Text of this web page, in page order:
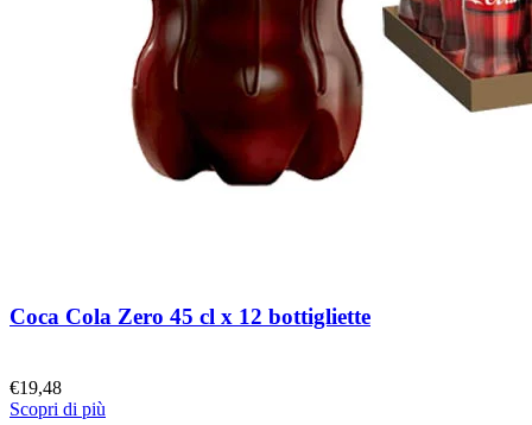
Coca Cola Zero 45 cl x 12 bottigliette
€19,48
Scopri di più